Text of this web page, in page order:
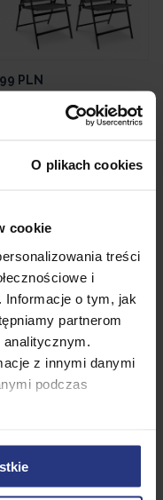
O plikach cookies
cookie
treści
i
Informacje o tym, jak
partnerom
z innymi danymi
podczas
PLN
4 krzeseł RISARI
Antracyt
cena z 30 dni przed
2 299,00 PLN
Mebli ogrodowych